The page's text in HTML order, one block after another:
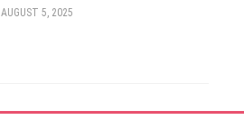
AUGUST 5, 2025